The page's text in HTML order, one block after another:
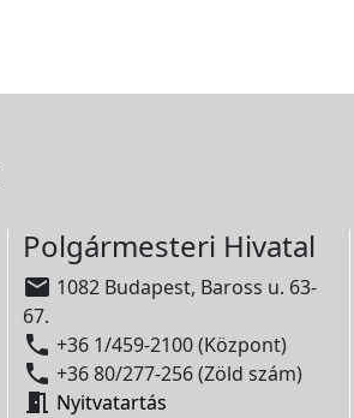
Polgármesteri Hivatal
 1082 Budapest, Baross u. 63-
67.
 +36 1/459-2100 (Központ)
 +36 80/277-256 (Zöld szám)
 Nyitvatartás